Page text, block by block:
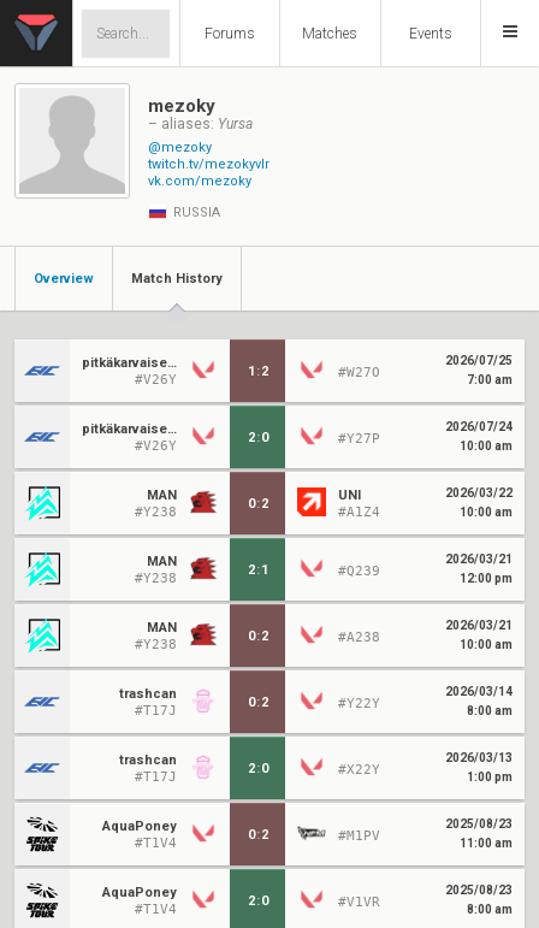
Forums Matches Events
mezoky
– aliases: Yursa
@mezoky
twitch.tv/mezokyvlr
vk.com/mezoky
RUSSIA
Overview Match History
pitkäkarvaisetkirjanpitäjätkuusamosta
#V26Y
1 :2 #W27O
2026/07/25
7:00 am
pitkäkarvaisetkirjanpitäjätkuusamosta
#V26Y
2:0 #Y27P
2026/07/24
10:00 am
MAN
#Y238
0:2
UNI
#A1Z4
2026/03/22
10:00 am
MAN
#Y238
2:1 #Q239
2026/03/21
12:00 pm
MAN
#Y238
0:2 #A238
2026/03/21
10:00 am
trashcan
#T17J
0:2 #Y22Y
2026/03/14
8:00 am
trashcan
#T17J
2:0 #X22Y
2026/03/13
1:00 pm
AquaPoney
#T1V4
0:2 #M1PV
2025/08/23
11:00 am
AquaPoney
#T1V4
2:0 #V1VR
2025/08/23
8:00 am